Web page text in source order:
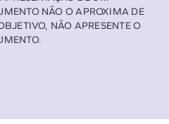
NÃO O APROXIMA DE
NÃO APRESENTE O